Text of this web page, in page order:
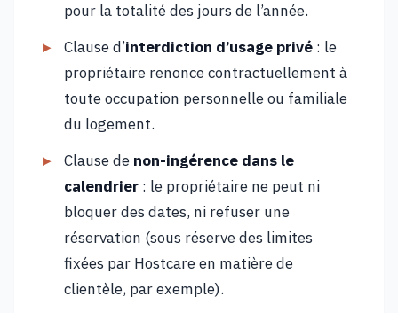
pour la totalité des jours de l’année.
Clause d’interdiction d’usage privé : le
propriétaire renonce contractuellement à
toute occupation personnelle ou familiale
du logement.
Clause de non-ingérence dans le
calendrier : le propriétaire ne peut ni
bloquer des dates, ni refuser une
réservation (sous réserve des limites
fixées par Hostcare en matière de
clientèle, par exemple).